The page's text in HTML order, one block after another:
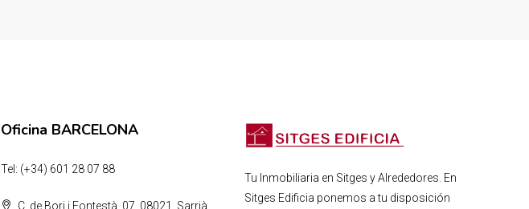
Oficina BARCELONA
Tel: (+34) 601 28 07 88
C. de Bori i Fontestà, 07, 08021, Sarrià,
Tu Inmobiliaria en Sitges y Alrededores. En
Sitges Edificia ponemos a tu disposición